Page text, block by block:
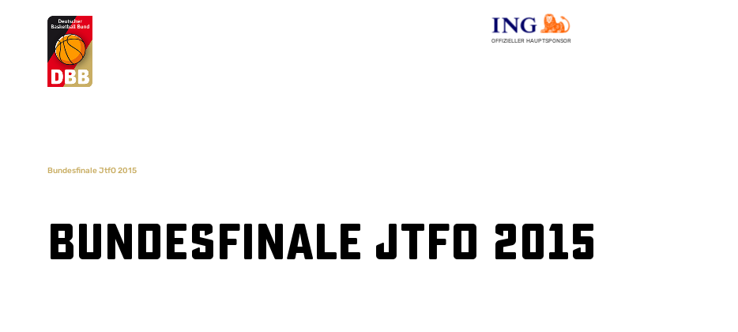
OFFIZIELLER HAUPTSPONSOR
Suchvorschläge
Bundesfinale JtfO 2015
Bundesfinale JtfO 2015